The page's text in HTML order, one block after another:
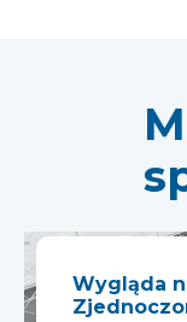
Wygląda